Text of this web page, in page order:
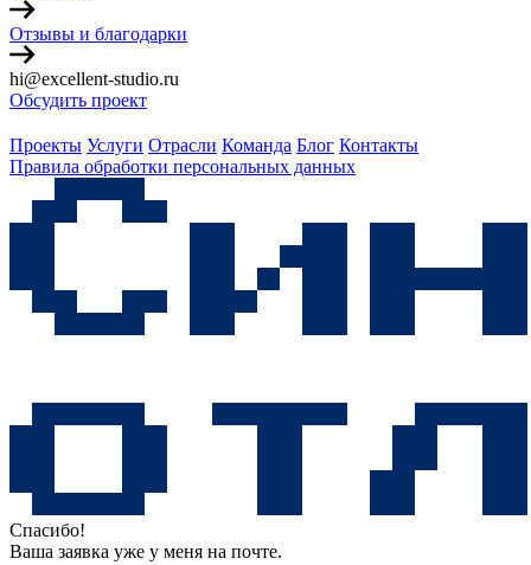
Отзывы и благодарки
hi@excellent-studio.ru
Обсудить проект
Проекты Услуги Отрасли Команда Блог Контакты
Правила обработки персональных данных
Спасибо!
Ваша заявка уже у меня на почте.